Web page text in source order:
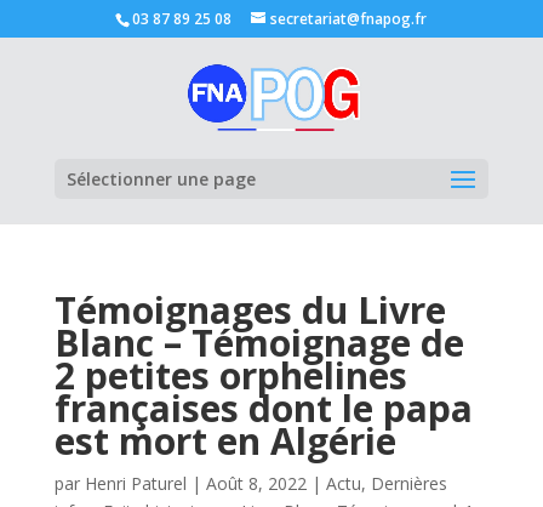
03 87 89 25 08 secretariat@fnapog.fr
Sélectionner une page
Témoignages du Livre
Blanc – Témoignage de
2 petites orphelines
françaises dont le papa
est mort en Algérie
par Henri Paturel | Août 8, 2022| Actu, Dernières